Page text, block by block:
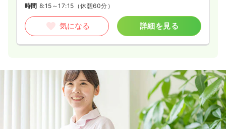
時間 8:15～17:15 （休憩60分）
気になる 詳細を見る